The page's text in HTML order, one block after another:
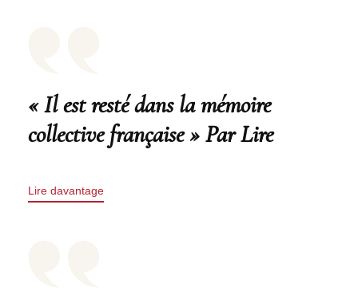
« Il est resté dans la mémoire
collective française » Par Lire
Lire davantage